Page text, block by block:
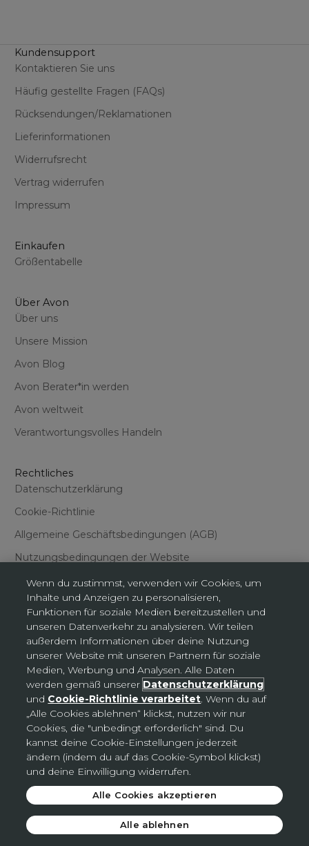
Kundensupport
Kontaktieren Sie uns
Häufig gestellte Fragen (FAQs)
Rücksendungen/Reklamationen
Lieferinformationen
Widerrufsrecht
Vertrag widerrufen
Impressum
Einkaufen
Größentabelle
Über Avon
Über uns
Unsere Mission
Avon Blog
Avon Berater*in werden
Avon weltweit
Verantwortungsvolles Handeln
Rechtliches
Datenschutzerklärung
Cookie-Richtlinie
Allgemeine Geschäftsbedingungen (AGB)
Nutzungsbedingungen der Website
Cookies-Einstellungen
Deutschland (EUR €)
Land
Deutschland (EUR €)
Slowakei (EUR €)
Tschechien (CZK Kč)
© 2026 - Avon.
Wenn du zustimmst, verwenden wir Cookies, um
Inhalte und Anzeigen zu personalisieren,
Funktionen für soziale Medien bereitzustellen und
unseren Datenverkehr zu analysieren. Wir teilen
außerdem Informationen über deine Nutzung
unserer Website mit unseren Partnern für soziale
Medien, Werbung und Analysen. Alle Daten
werden gemäß unserer Datenschutzerklärung
und Cookie-Richtlinie verarbeitet. Wenn du auf
„Alle Cookies ablehnen“ klickst, nutzen wir nur
Cookies, die "unbedingt erforderlich" sind. Du
kannst deine Cookie-Einstellungen jederzeit
ändern (indem du auf das Cookie-Symbol klickst)
und deine Einwilligung widerrufen.
Alle ablehnen
Alle Cookies akzeptieren